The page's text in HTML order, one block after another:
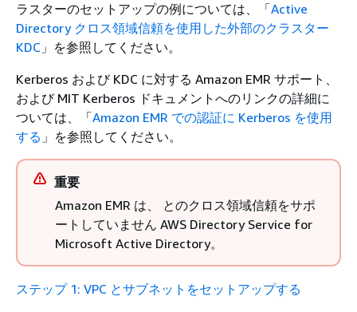
ラスターのセットアップの例については、「Active
Directory クロス領域信頼を使用した外部のクラスター
KDC 」を参照してください。
Kerberos および KDC に対する Amazon EMR サポート、
および MIT Kerberos ドキュメントへのリンクの詳細に
ついては、「Amazon EMR での認証に Kerberos を使用
する 」を参照してください。
重要
Amazon EMR は、 とのクロス領域信頼をサポ
ートしていません AWS Directory Service for
Microsoft Active Directory。
ステップ 1: VPC とサブネットをセットアップする